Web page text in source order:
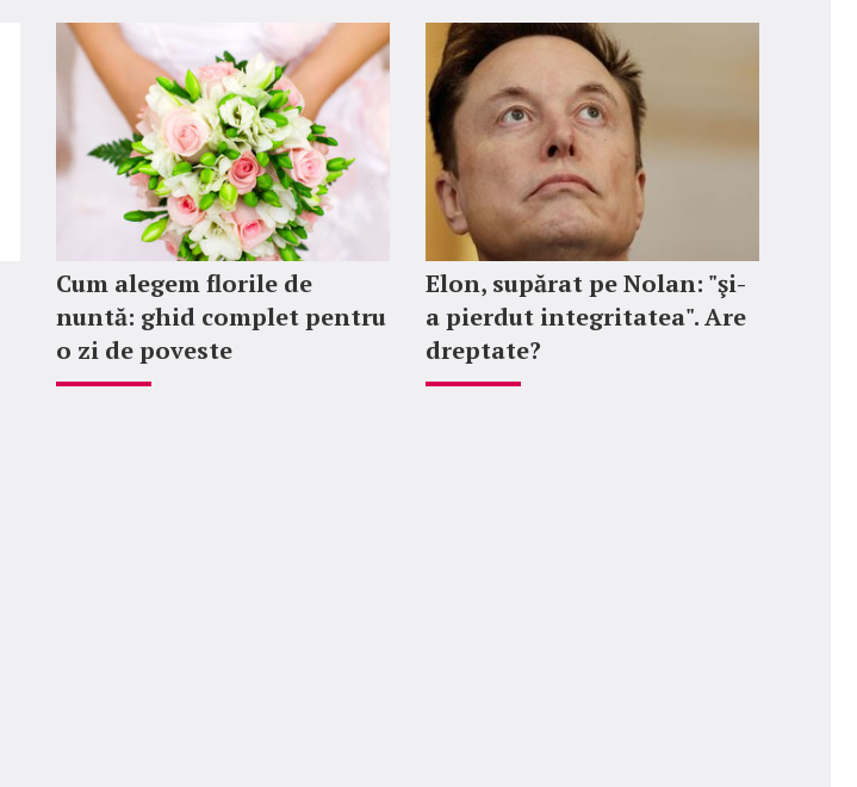
Cum alegem florile de
nuntă: ghid complet pentru
o zi de poveste
Elon, supărat pe Nolan: "şi-
a pierdut integritatea". Are
dreptate?